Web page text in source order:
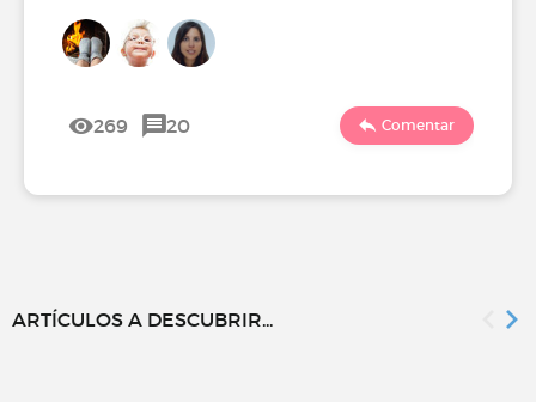
269 20 Comentar
ARTÍCULOS A DESCUBRIR...